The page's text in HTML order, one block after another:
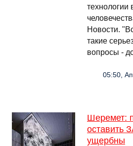
технологии
Новости.
такие
вопросы -
05:50,
Шеремет:
оставить
ущербны